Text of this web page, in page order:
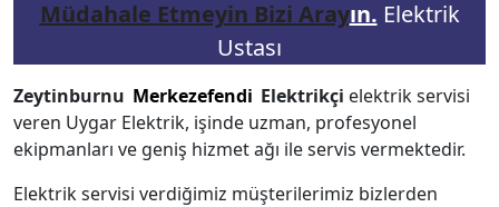
Müdahale Etmeyin Bizi Arayın. Elektrik
Ustası
Zeytinburnu Merkezefendi Elektrikçi elektrik servisi
veren Uygar Elektrik, işinde uzman, profesyonel
ekipmanları ve geniş hizmet ağı ile servis vermektedir.
Elektrik servisi verdiğimiz müşterilerimiz bizlerden